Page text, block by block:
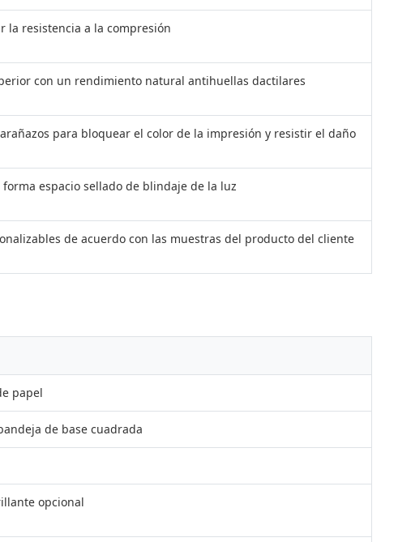
la resistencia a la compresión
con un rendimiento natural antihuellas dactilares
para bloquear el color de la impresión y resistir el daño
espacio sellado de blindaje de la luz
de acuerdo con las muestras del producto del cliente
papel
de base cuadrada
opcional